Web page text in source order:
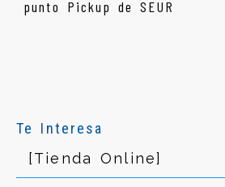
Te Interesa
[Tienda Online]